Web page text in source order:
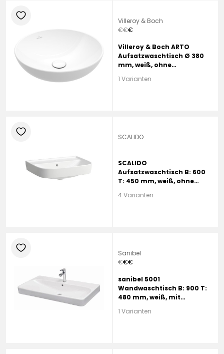
heart
Villeroy & Boch
€€€
Villeroy & Boch ARTO
Aufsatzwaschtisch Ø 380
mm, weiß, ohne
Hahnloch, mit Überlauf
1 Varianten
heart
SCALIDO
SCALIDO
Aufsatzwaschtisch B: 600
T: 450 mm, weiß, ohne
Hahnloch, mit Überlauf
4 Varianten
heart
Sanibel
€€€
sanibel 5001
Wandwaschtisch B: 900 T:
480 mm, weiß, mit
Hahnloch, mit Überlauf
1 Varianten